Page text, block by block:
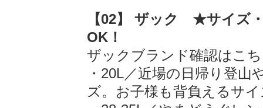
【02】 ザック ★サイズ
OK！
ザックブランド確認はこ
・20L／近場の日帰り登
ズ。お子様も背負えるサ